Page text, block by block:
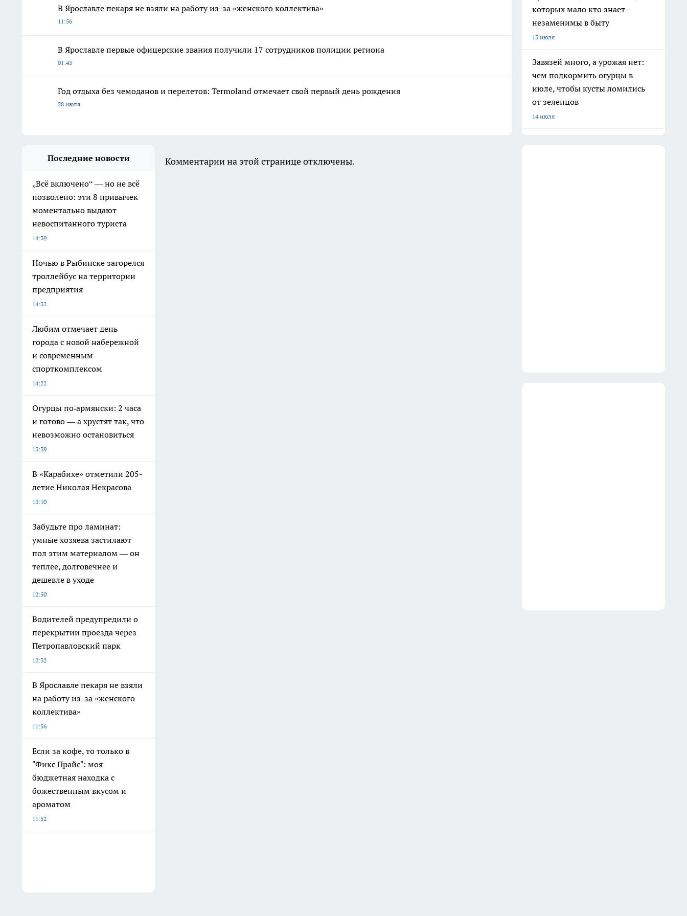
В Ярославле пекаря не взяли на работу из-за «женского коллектива»
11:56
В Ярославле первые офицерские звания получили 17 сотрудников полиции региона
01:43
Год отдыха без чемоданов и перелетов: Termoland отмечает свой первый день рождения
28 июля
которых мало кто знает -
незаменимы в быту
13 июля
Завязей много, а урожая нет:
чем подкормить огурцы в
июле, чтобы кусты ломились
от зеленцов
14 июля
Последние новости
„Всё включено“ — но не всё
позволено: эти 8 привычек
моментально выдают
невоспитанного туриста
14:39
Ночью в Рыбинске загорелся
троллейбус на территории
предприятия
14:32
Любим отмечает день
города с новой набережной
и современным
спорткомплексом
14:22
Огурцы по‑армянски: 2 часа
и готово — а хрустят так, что
невозможно остановиться
13:39
В «Карабихе» отметили 205-
летие Николая Некрасова
13:10
Забудьте про ламинат:
умные хозяева застилают
пол этим материалом — он
теплее, долговечнее и
дешевле в уходе
12:50
Водителей предупредили о
перекрытии проезда через
Петропавловский парк
12:32
В Ярославле пекаря не взяли
на работу из-за «женского
коллектива»
11:56
Если за кофе, то только в
"Фикс Прайс": моя
бюджетная находка с
божественным вкусом и
ароматом
11:52
Комментарии на этой странице отключены.